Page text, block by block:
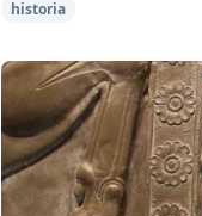
historia